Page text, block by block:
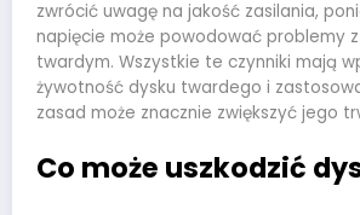
zwrócić uwagę na jakość zasilania,
napięcie może powodować problemy
twardym. Wszystkie te czynniki mają
żywotność dysku twardego i
zasad może znacznie zwiększyć jego
Co może uszkodzić